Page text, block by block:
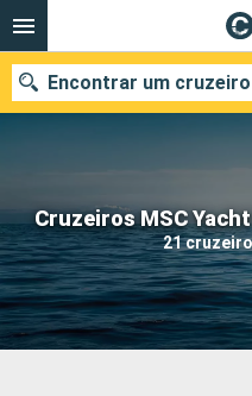
Cruzeiros MSC
21
Encontrar um cruzeiro
Quando ir?
Data de partida
Portos